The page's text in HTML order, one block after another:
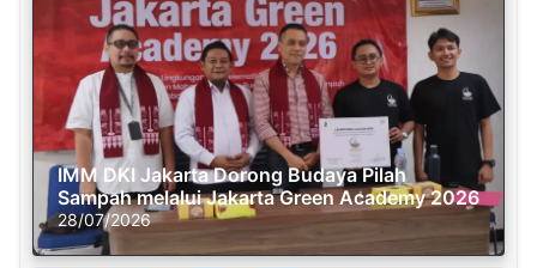
IMM DKI Jakarta Dorong Budaya Pilah
Sampah melalui Jakarta Green Academy 2026
28/07/2026